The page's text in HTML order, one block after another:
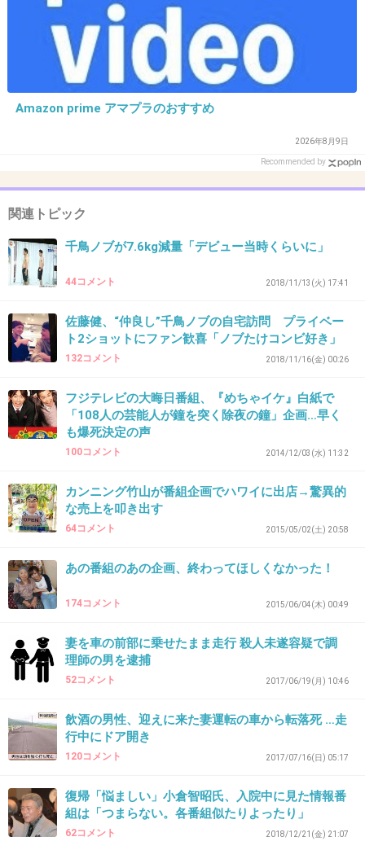
2018/12/28(金) 19:32:16
カロゴンにすれば良かったのに…
+26
率の２０%位な買い物として、『余裕な感じ』
でドーンと現金一括で支払える買い物だったら
って話だけど。現金一括ドーンと払って貯金無
れても、芸人さんなので…良い的には不安が過
るってのは正直あるよね😅
2018/12/28(金) 19:33:30
わんやろ。
-20
38. 匿名2018/12/28(金) 19:33:39
子供乗せて奥さんが買い物する用だと言ってた
から、ショールームで最初に見かけたAクラス
たEクラスのカブリオレを買うとは思わなかっ
た。
コマーシャル8本もやってる売れっ子芸人だか
ら1000万円くらい余裕でしょう。
Amazon prime アマプラのおすすめ
2026年8月9日
Recommended by
関連トピック
千鳥ノブが7.6kg減量「デビュー当時くらいに」
44コメント 2018/11/13(火) 17:41
佐藤健、“仲良し”千鳥ノブの自宅訪問 プライベー
ト2ショットにファン歓喜「ノブたけコンビ好き」
132コメント 2018/11/16(金) 00:26
フジテレビの大晦日番組、『めちゃイケ』白紙で
「108人の芸能人が鐘を突く除夜の鐘」企画…早く
も爆死決定の声
100コメント 2014/12/03(水) 11:32
カンニング竹山が番組企画でハワイに出店→驚異的
な売上を叩き出す
64コメント 2015/05/02(土) 20:58
あの番組のあの企画、終わってほしくなかった！
174コメント 2015/06/04(木) 00:49
妻を車の前部に乗せたまま走行 殺人未遂容疑で調
理師の男を逮捕
52コメント 2017/06/19(月) 10:46
飲酒の男性、迎えに来た妻運転の車から転落死 …走
行中にドア開き
120コメント 2017/07/16(日) 05:17
復帰「悩ましい」小倉智昭氏、入院中に見た情報番
組は「つまらない。各番組似たりよったり」
62コメント 2018/12/21(金) 21:07